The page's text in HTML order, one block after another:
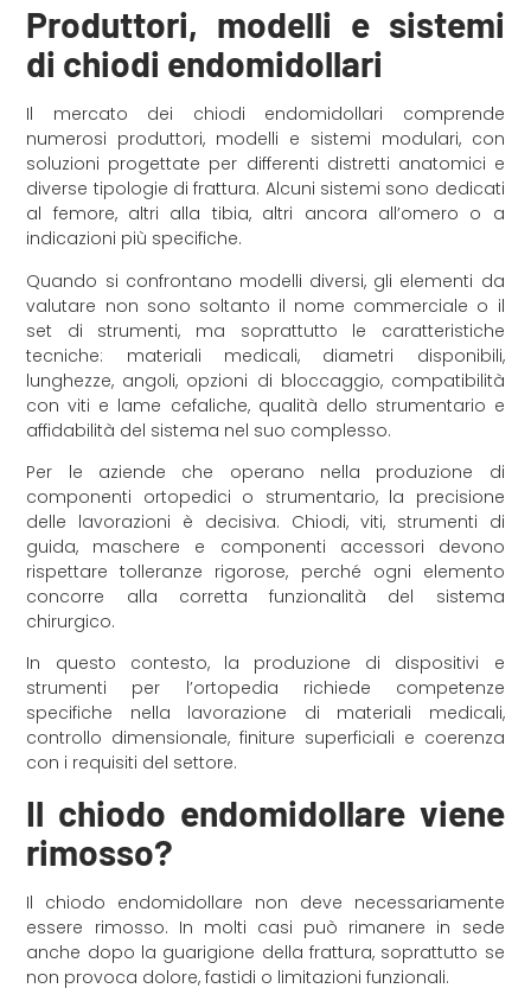
Produttori, modelli e sistemi
di chiodi endomidollari
Il mercato dei chiodi endomidollari comprende
numerosi produttori, modelli e sistemi modulari, con
soluzioni progettate per differenti distretti anatomici e
diverse tipologie di frattura. Alcuni sistemi sono dedicati
al femore, altri alla tibia, altri ancora all’omero o a
indicazioni più specifiche.
Quando si confrontano modelli diversi, gli elementi da
valutare non sono soltanto il nome commerciale o il
set di strumenti, ma soprattutto le caratteristiche
tecniche: materiali medicali, diametri disponibili,
lunghezze, angoli, opzioni di bloccaggio, compatibilità
con viti e lame cefaliche, qualità dello strumentario e
affidabilità del sistema nel suo complesso.
Per le aziende che operano nella produzione di
componenti ortopedici o strumentario, la precisione
delle lavorazioni è decisiva. Chiodi, viti, strumenti di
guida, maschere e componenti accessori devono
rispettare tolleranze rigorose, perché ogni elemento
concorre alla corretta funzionalità del sistema
chirurgico.
In questo contesto, la produzione di dispositivi e
strumenti per l’ortopedia richiede competenze
specifiche nella lavorazione di materiali medicali,
controllo dimensionale, finiture superficiali e coerenza
con i requisiti del settore.
Il chiodo endomidollare viene
rimosso?
Il chiodo endomidollare non deve necessariamente
essere rimosso. In molti casi può rimanere in sede
anche dopo la guarigione della frattura, soprattutto se
non provoca dolore, fastidi o limitazioni funzionali.